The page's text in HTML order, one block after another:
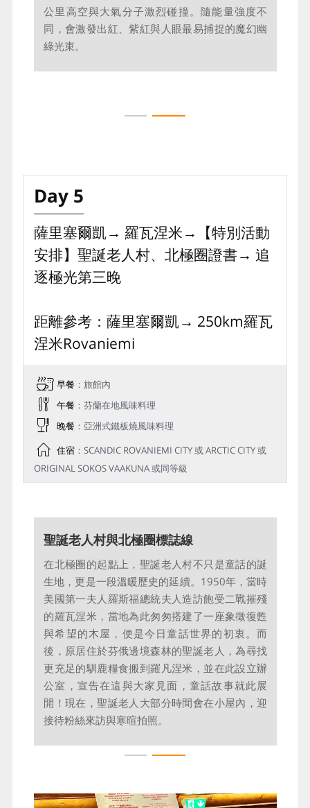
場夜間極光狩獵。當巴士停在寂靜的星空下，圍
著營火、手捧熱飲，靜候那抹魔幻幽綠如絲帶般
在黑夜中破繭而出。
【備註】極光係屬不可預期之自然界現象，恕無
法保證可以看到極光，敬請知悉。
公里高空與大氣分子激烈碰撞。隨能量強度不
同，會激發出紅、紫紅與人眼最易捕捉的魔幻幽
綠光束。
Day 5
薩⾥塞爾凱→ 羅⽡涅⽶→【特別活動
安排】聖誕⽼⼈村、北極圈證書→ 追
逐極光第三晚
距離參考：薩⾥塞爾凱→ 250km羅⽡
早餐：旅館內
午餐：芬蘭在地⾵味料理
晚餐 ：亞洲式鐵板燒風味料理
住宿：SCANDIC ROVANIEMI CITY 或 ARCTIC CITY 或
ORIGINAL SOKOS VAAKUNA 或同等級